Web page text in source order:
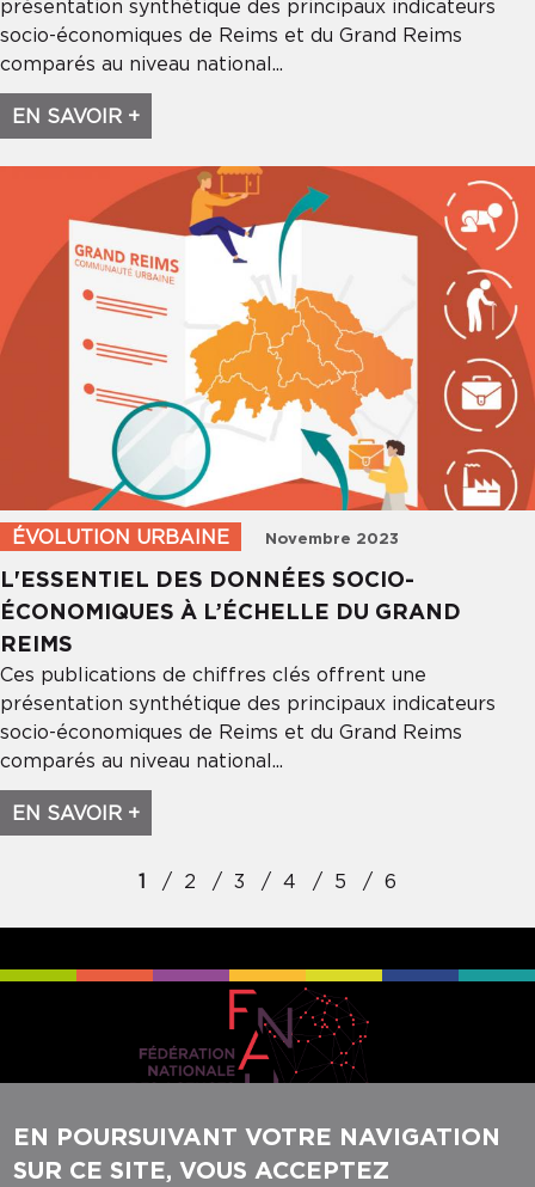
présentation synthétique des principaux indicateurs
socio-économiques de Reims et du Grand Reims
comparés au niveau national...
EN SAVOIR +
ÉVOLUTION URBAINE Novembre 2023
L'ESSENTIEL DES DONNÉES SOCIO-
ÉCONOMIQUES À L’ÉCHELLE DU GRAND
REIMS
Ces publications de chiffres clés offrent une
présentation synthétique des principaux indicateurs
socio-économiques de Reims et du Grand Reims
comparés au niveau national...
EN SAVOIR +
1 2 3 4 5 6
EN POURSUIVANT VOTRE NAVIGATION
SUR CE SITE, VOUS ACCEPTEZ